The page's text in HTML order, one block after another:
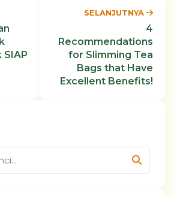
SIAP
SELANJUTNYA
4
Recommendations
for Slimming Tea
Bags that Have
Excellent Benefits!